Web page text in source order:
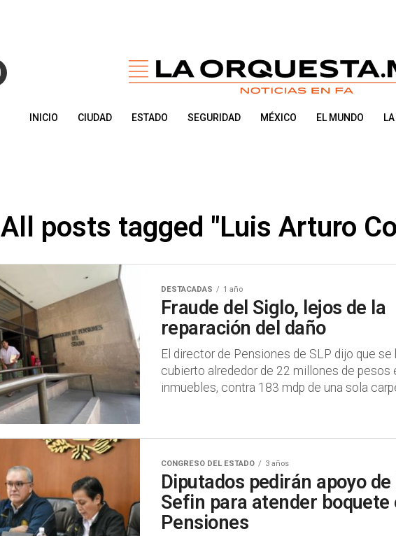
INICIO CIUDAD ESTADO SEGURIDAD MÉXICO EL MUNDO
All posts tagged "Luis Arturo
DESTACADAS 1 año
Fraude del Siglo, lejos de la
reparación del daño
El director de Pensiones de SLP dijo que se
cubierto alrededor de 22 millones de pesos
inmuebles, contra 183 mdp de una sola
CONGRESO DEL ESTADO 3 años
Diputados pedirán apoyo de
Sefin para atender boquete
Pensiones